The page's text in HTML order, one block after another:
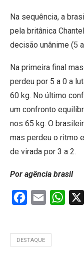
Na sequência, a
pela britânica
decisão unânime (5
Na primeira final
perdeu por 5 a 0 a
60 kg. No último
um confronto
nos 65 kg. O
mas perdeu o ritmo
de virada por 3 a 2.
Por agência brasil
Facebook
Email
DESTAQUE